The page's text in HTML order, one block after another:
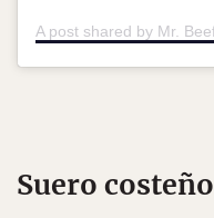
Suero costeño